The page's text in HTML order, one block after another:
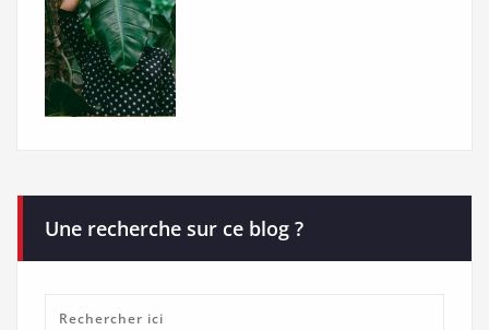
Une recherche sur ce blog ?